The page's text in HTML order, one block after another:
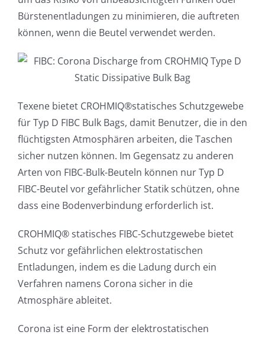
Bürstenentladungen zu minimieren, die auftreten
können, wenn die Beutel verwendet werden.
Texene bietet CROHMIQ®statisches Schutzgewebe
für Typ D FIBC Bulk Bags, damit Benutzer, die in den
flüchtigsten Atmosphären arbeiten, die Taschen
sicher nutzen können. Im Gegensatz zu anderen
Arten von FIBC-Bulk-Beuteln können nur Typ D
FIBC-Beutel vor gefährlicher Statik schützen, ohne
dass eine Bodenverbindung erforderlich ist.
CROHMIQ® statisches FIBC-Schutzgewebe bietet
Schutz vor gefährlichen elektrostatischen
Entladungen, indem es die Ladung durch ein
Verfahren namens Corona sicher in die
Atmosphäre ableitet.
Corona ist eine Form der elektrostatischen